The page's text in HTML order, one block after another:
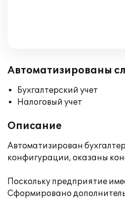
Автоматизированы
Бухгалтерский учет
Налоговый учет
Описание
Автоматизирован
конфигурации, оказаны
Поскольку предприятие
Сформировано